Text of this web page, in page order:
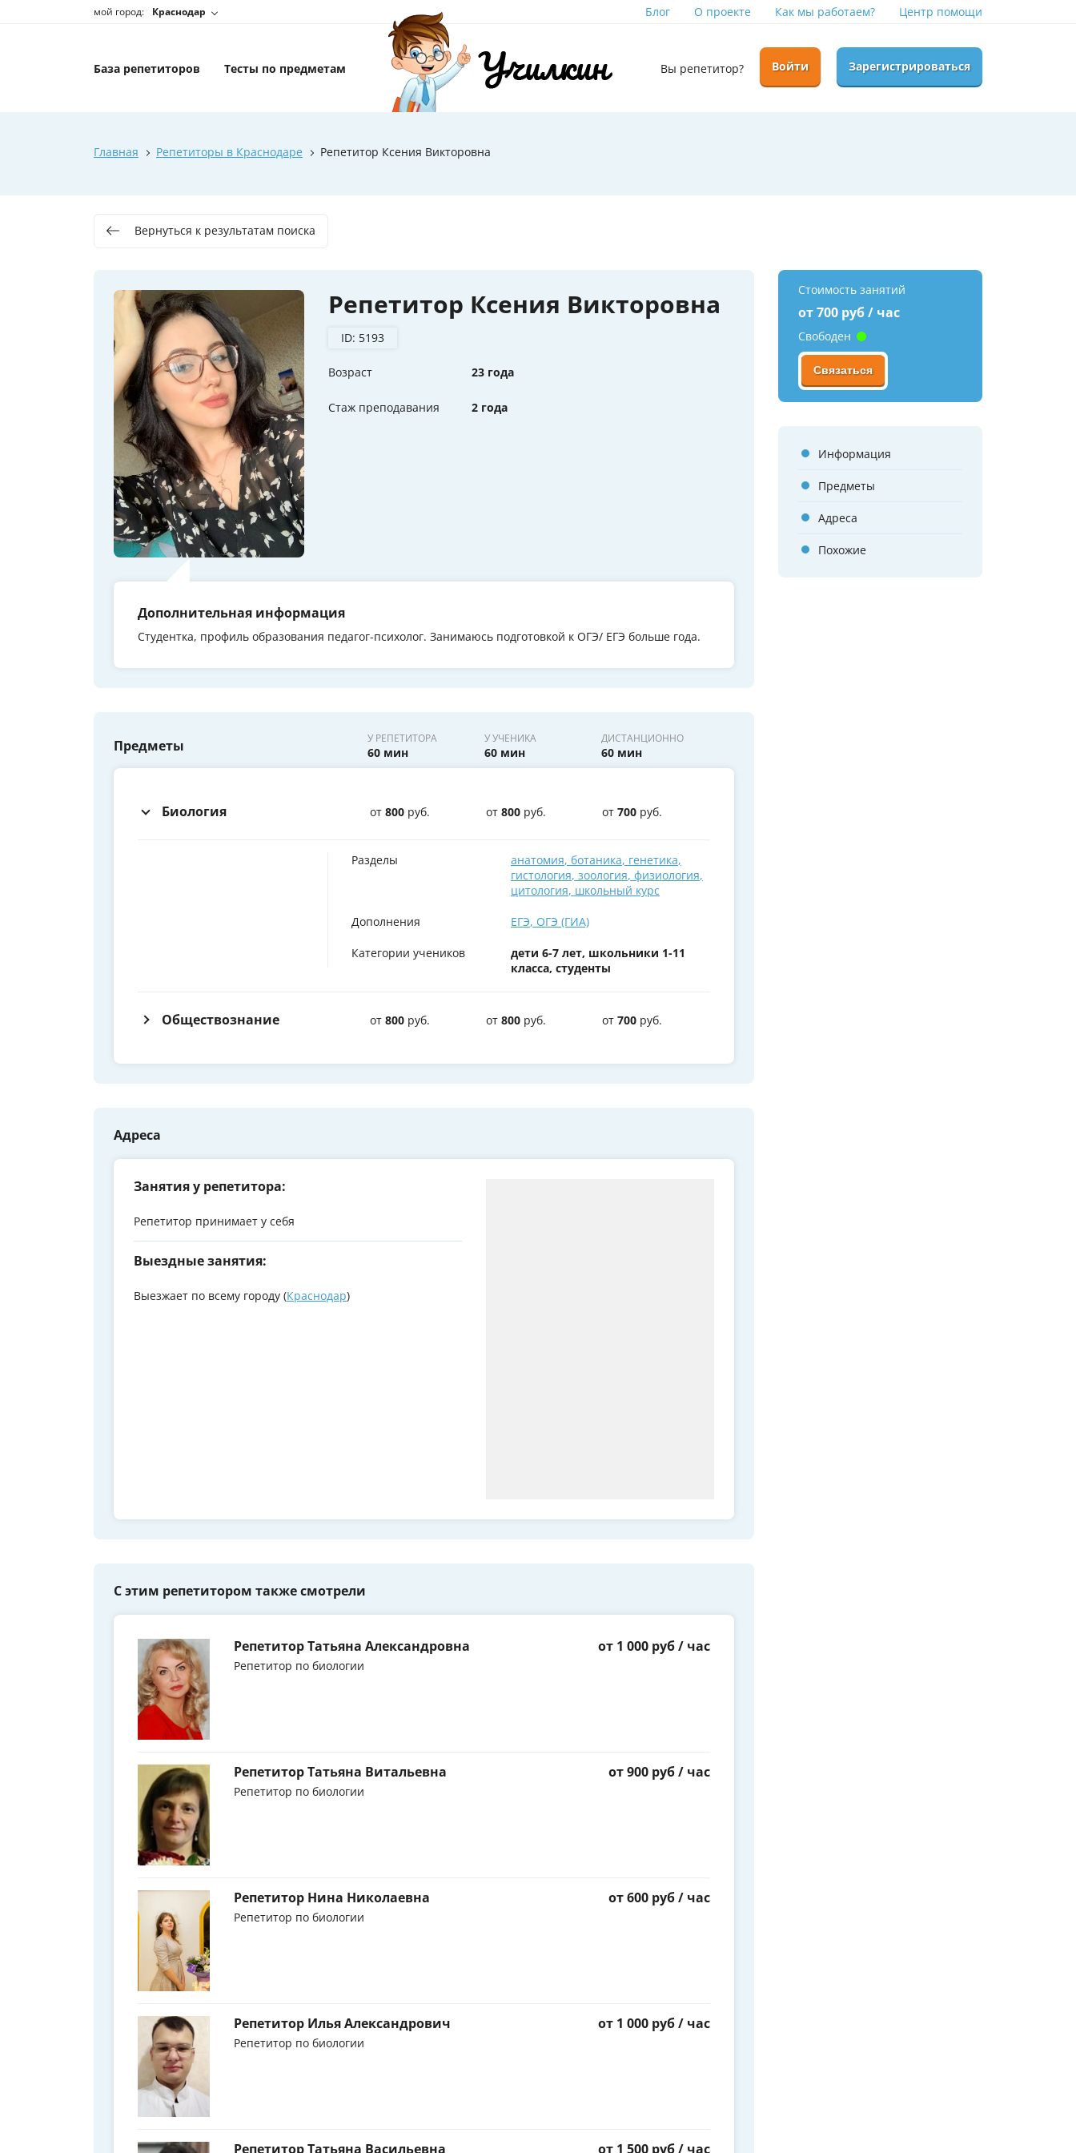
мой город: Краснодар Блог О проекте Как мы работаем? Центр помощи
База репетиторов Тесты по предметам Вы репетитор? Войти Зарегистрироваться
Главная Репетиторы в Краснодаре Репетитор Ксения Викторовна
Вернуться к результатам поиска
Репетитор Ксения Викторовна
ID: 5193
Возраст 23 года
Стаж преподавания 2 года
Дополнительная информация
Студентка, профиль образования педагог-психолог. Занимаюсь подготовкой к ОГЭ/ ЕГЭ больше года.
Предметы У РЕПЕТИТОРА
60 мин
У УЧЕНИКА
60 мин
ДИСТАНЦИОННО
60 мин
Биология от 800 руб. от 800 руб. от 700 руб.
Разделы анатомия, ботаника, генетика,
гистология, зоология, физиология,
цитология, школьный курс
Дополнения ЕГЭ, ОГЭ (ГИА)
Категории учеников
дети 6-7 лет, школьники 1-11
класса, студенты
Обществознание от 800 руб. от 800 руб. от 700 руб.
Адреса
Занятия у репетитора:
Репетитор принимает у себя
Выездные занятия:
Выезжает по всему городу (Краснодар)
С этим репетитором также смотрели
Репетитор Татьяна Александровна
Репетитор по биологии
от 1 000 руб / час
Репетитор Татьяна Витальевна
Репетитор по биологии
от 900 руб / час
Репетитор Нина Николаевна
Репетитор по биологии
от 600 руб / час
Репетитор Илья Александрович
Репетитор по биологии
от 1 000 руб / час
Репетитор Татьяна Васильевна от 1 500 руб / час
Стоимость занятий
от 700 руб / час
Свободен
Связаться
Информация
Предметы
Адреса
Похожие